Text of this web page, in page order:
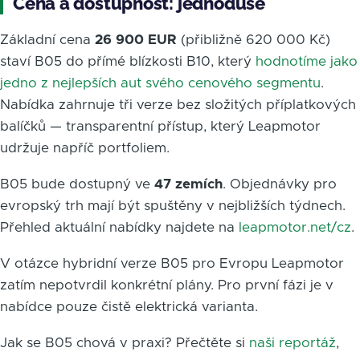
Základní cena 26 900 EUR (přibližně 620 000 Kč)
staví B05 do přímé blízkosti B10, který hodnotíme jako
jedno z nejlepších aut svého cenového segmentu.
Nabídka zahrnuje tři verze bez složitých příplatkových
balíčků — transparentní přístup, který Leapmotor
udržuje napříč portfoliem.
B05 bude dostupný ve 47 zemích. Objednávky pro
evropský trh mají být spuštěny v nejbližších týdnech.
Přehled aktuální nabídky najdete na leapmotor.net/cz.
V otázce hybridní verze B05 pro Evropu Leapmotor
zatím nepotvrdil konkrétní plány. Pro první fázi je v
nabídce pouze čistě elektrická varianta.
Jak se B05 chová v praxi? Přečtěte si naši reportáž,